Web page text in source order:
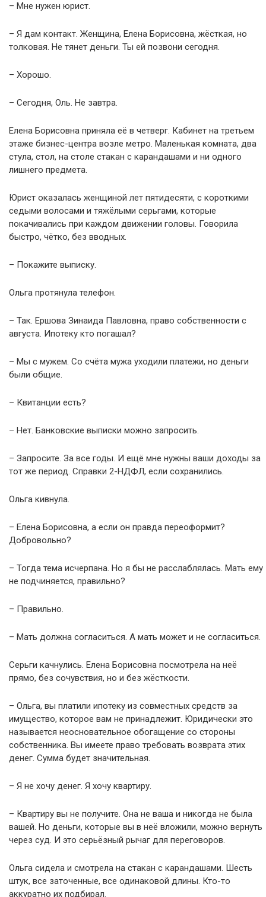
– Мне нужен юрист.
– Я дам контакт. Женщина, Елена Борисовна, жёсткая, но
толковая. Не тянет деньги. Ты ей позвони сегодня.
– Хорошо.
– Сегодня, Оль. Не завтра.
Елена Борисовна приняла её в четверг. Кабинет на третьем
этаже бизнес-центра возле метро. Маленькая комната, два
стула, стол, на столе стакан с карандашами и ни одного
лишнего предмета.
Юрист оказалась женщиной лет пятидесяти, с короткими
седыми волосами и тяжёлыми серьгами, которые
покачивались при каждом движении головы. Говорила
быстро, чётко, без вводных.
– Покажите выписку.
Ольга протянула телефон.
– Так. Ершова Зинаида Павловна, право собственности с
августа. Ипотеку кто погашал?
– Мы с мужем. Со счёта мужа уходили платежи, но деньги
были общие.
– Квитанции есть?
– Нет. Банковские выписки можно запросить.
– Запросите. За все годы. И ещё мне нужны ваши доходы за
тот же период. Справки 2-НДФЛ, если сохранились.
Ольга кивнула.
– Елена Борисовна, а если он правда переоформит?
Добровольно?
– Тогда тема исчерпана. Но я бы не расслаблялась. Мать ему
не подчиняется, правильно?
– Правильно.
– Мать должна согласиться. А мать может и не согласиться.
Серьги качнулись. Елена Борисовна посмотрела на неё
прямо, без сочувствия, но и без жёсткости.
– Ольга, вы платили ипотеку из совместных средств за
имущество, которое вам не принадлежит. Юридически это
называется неосновательное обогащение со стороны
собственника. Вы имеете право требовать возврата этих
денег. Сумма будет значительная.
– Я не хочу денег. Я хочу квартиру.
– Квартиру вы не получите. Она не ваша и никогда не была
вашей. Но деньги, которые вы в неё вложили, можно вернуть
через суд. И это серьёзный рычаг для переговоров.
Ольга сидела и смотрела на стакан с карандашами. Шесть
штук, все заточенные, все одинаковой длины. Кто-то
аккуратно их подбирал.